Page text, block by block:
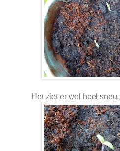
Het ziet er wel heel sneu